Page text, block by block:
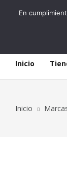
Inicio
Inicio
En